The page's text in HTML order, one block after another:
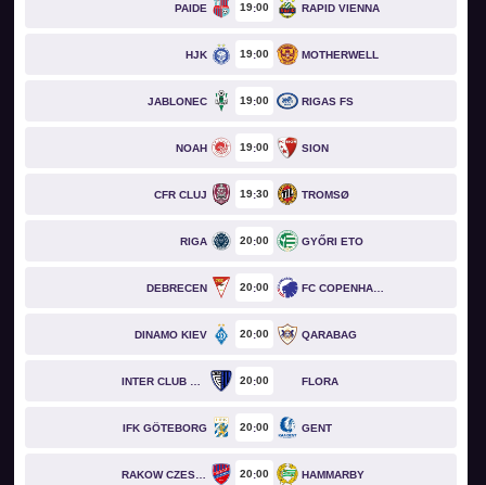
PAIDE 19 00 RAPID VIENNA
HJK 19 00 MOTHERWELL
JABLONEC 19 00 RIGAS FS
NOAH 19 00 SION
CFR CLUJ 19 30 TROMSØ
RIGA 20 00 GYŐRI ETO
DEBRECEN 20 00 FC COPENHAGEN
DINAMO KIEV 20 00 QARABAG
INTER CLUB D'ESCALDES 20 00 FLORA
IFK GÖTEBORG 20 00 GENT
RAKOW CZESTOCHOWA 20 00 HAMMARBY